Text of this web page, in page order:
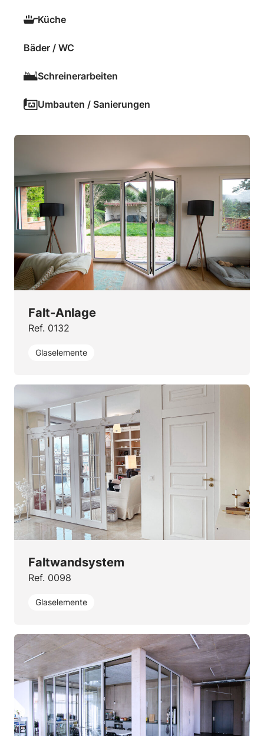
Küche
Bäder / WC
Schreinerarbeiten
Umbauten / Sanierungen
Falt-Anlage
Ref. 0132
Glaselemente
Faltwandsystem
Ref. 0098
Glaselemente